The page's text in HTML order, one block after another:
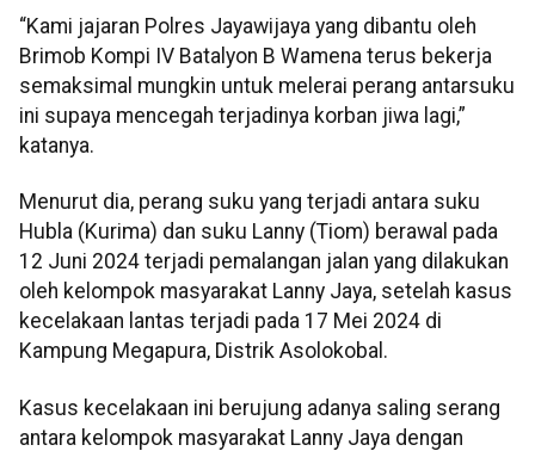
“Kami jajaran Polres Jayawijaya yang dibantu oleh
Brimob Kompi IV Batalyon B Wamena terus bekerja
semaksimal mungkin untuk melerai perang antarsuku
ini supaya mencegah terjadinya korban jiwa lagi,”
katanya.
Menurut dia, perang suku yang terjadi antara suku
Hubla (Kurima) dan suku Lanny (Tiom) berawal pada
12 Juni 2024 terjadi pemalangan jalan yang dilakukan
oleh kelompok masyarakat Lanny Jaya, setelah kasus
kecelakaan lantas terjadi pada 17 Mei 2024 di
Kampung Megapura, Distrik Asolokobal.
Kasus kecelakaan ini berujung adanya saling serang
antara kelompok masyarakat Lanny Jaya dengan